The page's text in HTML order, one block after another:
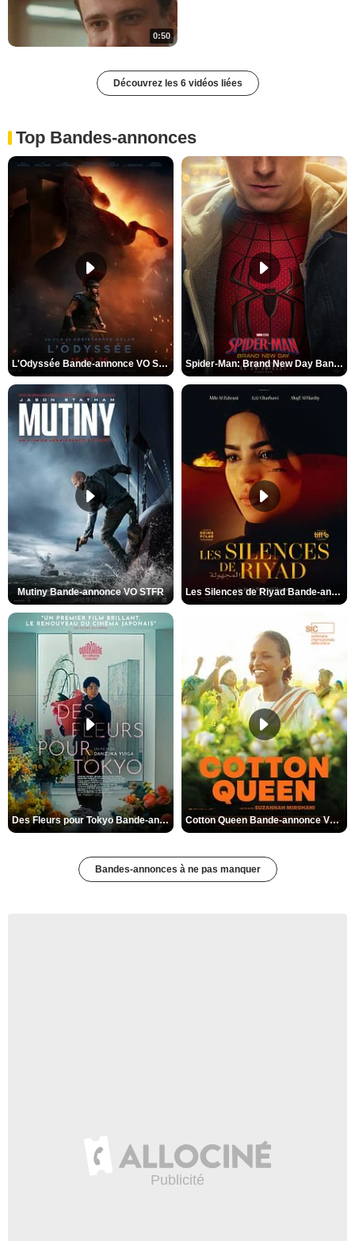
0:50
Découvrez les 6 vidéos liées
Top Bandes-annonces
L'Odyssée Bande-annonce VO STFR Spider-Man: Brand New Day Bande-annonce VO STFR
Mutiny Bande-annonce VO STFR Les Silences de Riyad Bande-annonce VO STFR
Des Fleurs pour Tokyo Bande-annonce VO STFR Cotton Queen Bande-annonce VO STFR
Bandes-annonces à ne pas manquer